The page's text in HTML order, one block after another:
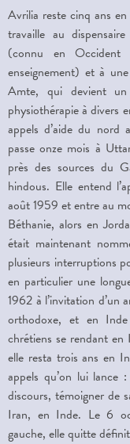
Avrilia reste cinq ans
travaille au
(connu en
enseignement) et à
Amte, qui devient
physiothérapie à divers
appels d’aide du
passe onze mois à
près des sources du
hindous. Elle entend
août 1959 et entre au
Béthanie, alors en
était maintenant
plusieurs interruptions
en particulier une
1962 à l’invitation d’un
orthodoxe, et en
chrétiens se rendant
elle resta trois ans en
appels qu’on lui lance
discours, témoigner de
Iran, en Inde. Le 6
gauche, elle quitte